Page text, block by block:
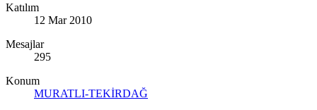
Katılım
12 Mar 2010
Mesajlar
295
Konum
MURATLI-TEKİRDAĞ